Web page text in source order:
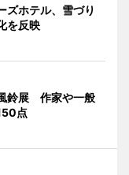
ズホテル、雪づり
を反映
鈴展 作家や一般
点